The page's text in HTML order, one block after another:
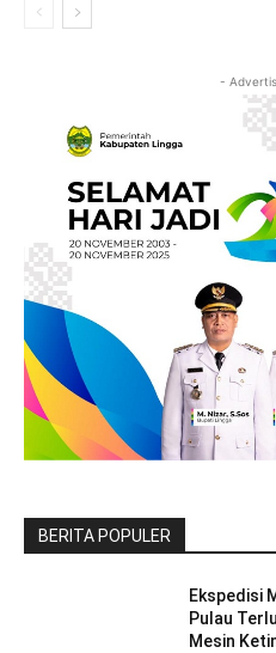
-
BERITA POPULER
Ekspedisi
Pulau
Mesin